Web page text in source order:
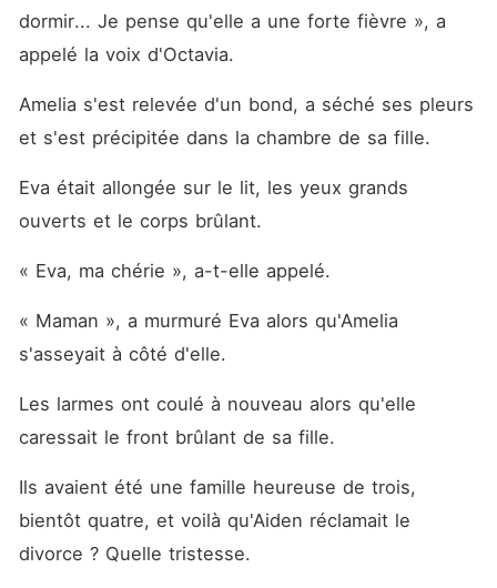
dormir... Je pense qu'elle a une forte fièvre », a
appelé la voix d'Octavia.
Amelia s'est relevée d'un bond, a séché ses pleurs
et s'est précipitée dans la chambre de sa fille.
Eva était allongée sur le lit, les yeux grands
ouverts et le corps brûlant.
« Eva, ma chérie », a-t-elle appelé.
« Maman », a murmuré Eva alors qu'Amelia
s'asseyait à côté d'elle.
Les larmes ont coulé à nouveau alors qu'elle
caressait le front brûlant de sa fille.
Ils avaient été une famille heureuse de trois,
bientôt quatre, et voilà qu'Aiden réclamait le
divorce ? Quelle tristesse.